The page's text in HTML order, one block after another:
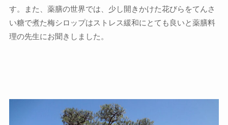
す。また、薬膳の世界では、少し開きかけた花びらをてんさ
い糖で煮た梅シロップはストレス緩和にとても良いと薬膳料
理の先生にお聞きしました。